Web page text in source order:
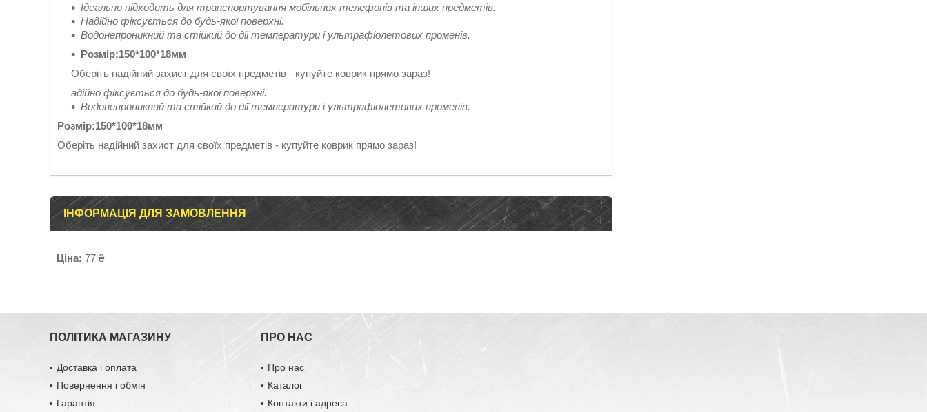
Ідеально підходить для транспортування мобільних телефонів та інших предметів.
Надійно фіксується до будь-якої поверхні.
Водонепроникний та стійкий до дії температури і ультрафіолетових променів.
Розмір:150*100*18мм
Оберіть надійний захист для своїх предметів - купуйте коврик прямо зараз!
адійно фіксується до будь-якої поверхні.
Водонепроникний та стійкий до дії температури і ультрафіолетових променів.
Розмір:150*100*18мм
Оберіть надійний захист для своїх предметів - купуйте коврик прямо зараз!
ІНФОРМАЦІЯ ДЛЯ ЗАМОВЛЕННЯ
Ціна: 77 ₴
ПОЛІТИКА МАГАЗИНУ
Доставка і оплата
Повернення і обмін
Гарантія
ПРО НАС
Про нас
Каталог
Контакти і адреса